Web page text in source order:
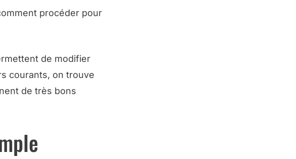
procéder pour
de modifier
courants, on trouve
de très bons